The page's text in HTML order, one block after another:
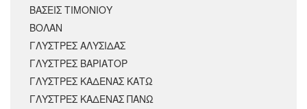
ΒΑΣΕΙΣ ΤΙΜΟΝΙΟΥ
ΒΟΛΑΝ
ΓΛΥΣΤΡΕΣ ΑΛΥΣΙΔΑΣ
ΓΛΥΣΤΡΕΣ ΒΑΡΙΑΤΟΡ
ΓΛΥΣΤΡΕΣ ΚΑΔΕΝΑΣ ΚΑΤΩ
ΓΛΥΣΤΡΕΣ ΚΑΔΕΝΑΣ ΠΑΝΩ